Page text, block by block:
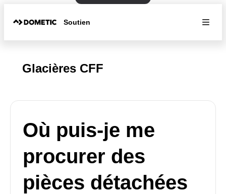
Soutien
Glacières CFF
Où puis-je me
procurer des
pièces détachées